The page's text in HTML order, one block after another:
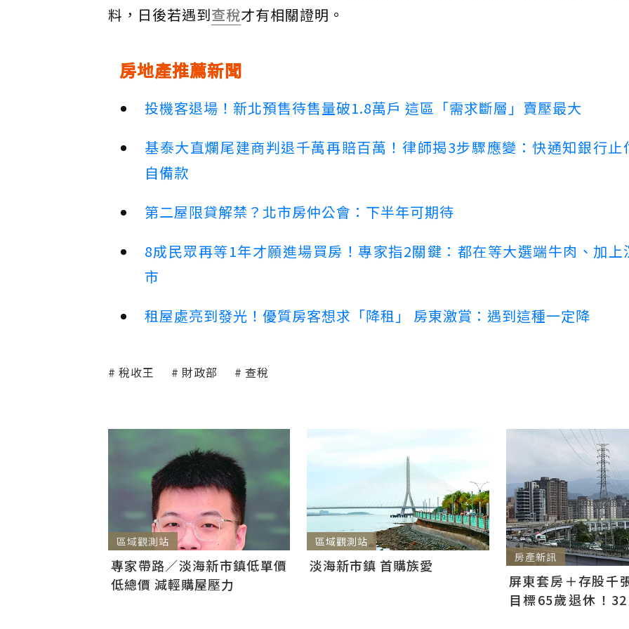
料，日後若遇到查稅才有相關證明。
房地產推薦新聞
投機客退場！新北預售待售量破1.8萬戶 這區「需求斷層」賣壓最大
基泰大直爛尾建商判退千萬再賠百萬！律師揭3步驟應變：快通知銀行止
自備款
第二屋限貸解禁？北市房仲公會：下半年可期待
8成民眾再等1年才願進場買房！專家指2關鍵：都在等大選端牛肉、加上
市
租屋處亮到發光！優質房客想求「降租」 房東激賞：遇到這種一定降
稅收王 財政部 查稅
區域觀測站
專家帶路／淡海新市鎮低單價
低總價 減輕購屋壓力
區域觀測站
淡海新市鎮 首購族愛 房產新訊
屏東套房＋存股千
目標65歲退休！